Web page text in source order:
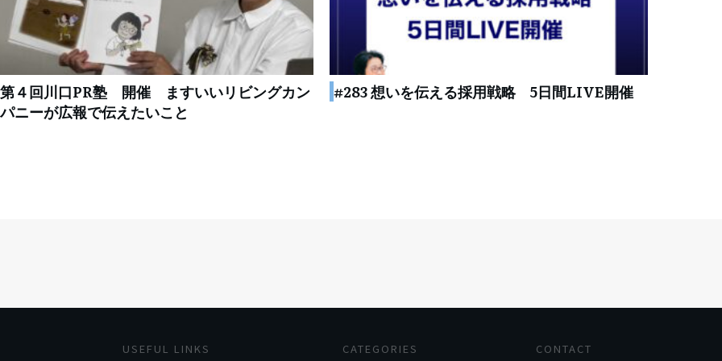
第４回川口PR塾 開催 ますいいリビングカン
パニーが広報で伝えたいこと
#283 想いを伝える採用戦略 5日間LIVE開催
USEFUL LINKS CATEGORIES CONTACT